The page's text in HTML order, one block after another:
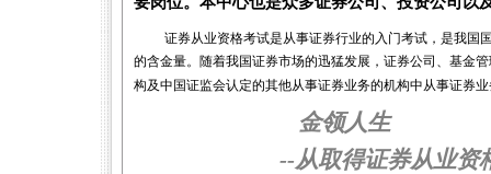
证券从业资格考试是从事证券行业的入门考试，是我国
的含金量。随着我国证券市场的迅猛发展，证券公司、基金
构及中国证监会认定的其他从事证券业务的机构中从事证券
金领人生
--从取得证券从业资